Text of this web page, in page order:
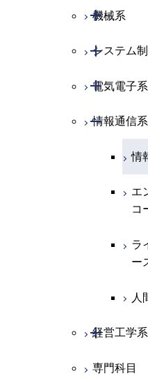
物理学系
物
化学系
化
エ
エ
地球惑星科
地
地
専門科目
機械系
開閉
機
エ
エ
エ
ラ
原
人
システム
開閉
シ
エ
電気電子系
開閉
電
エ
エ
ー
情報通信系
開閉
情
エ
コ
ラ
ー
人
経営工学系
開閉
経
専門科目